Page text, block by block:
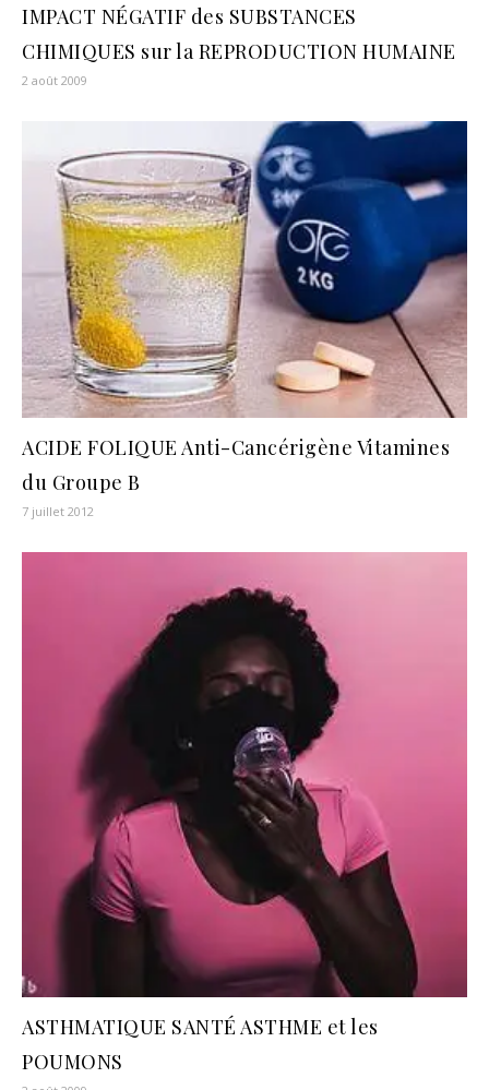
IMPACT NÉGATIF des SUBSTANCES
CHIMIQUES sur la REPRODUCTION HUMAINE
2 août 2009
ACIDE FOLIQUE Anti-Cancérigène Vitamines
du Groupe B
7 juillet 2012
ASTHMATIQUE SANTÉ ASTHME et les
POUMONS